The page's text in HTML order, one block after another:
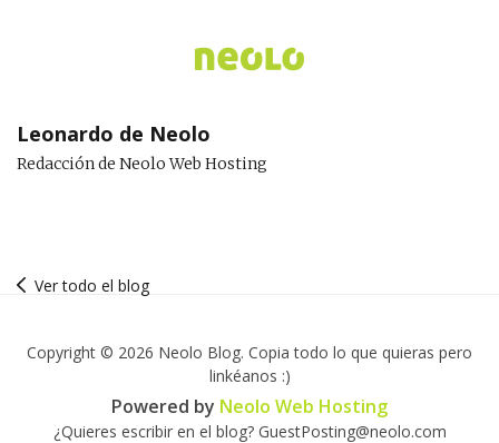
Leonardo de Neolo
Redacción de Neolo Web Hosting
Ver todo el blog
Copyright © 2026 Neolo Blog. Copia todo lo que quieras pero
linkéanos :)
Powered by Neolo Web Hosting
¿Quieres escribir en el blog? GuestPosting@neolo.com